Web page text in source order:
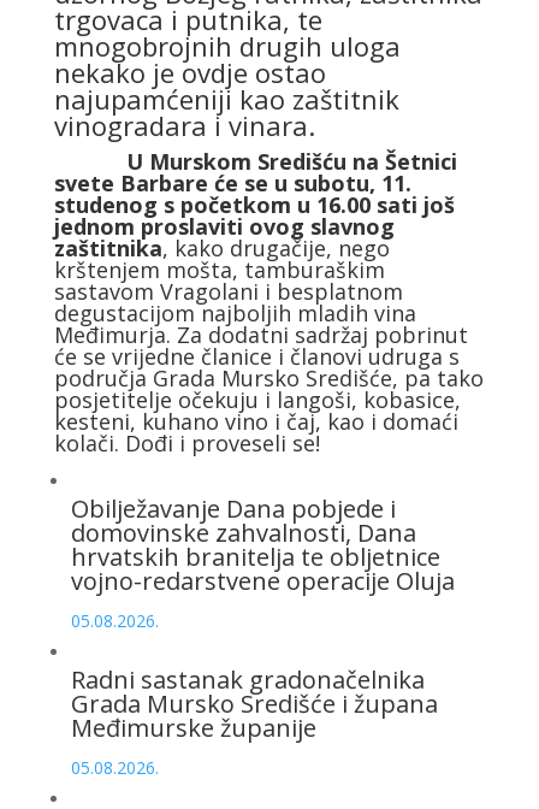
trgovaca i putnika, te
mnogobrojnih drugih uloga
nekako je ovdje ostao
najupamćeniji kao zaštitnik
vinogradara i vinara.
U Murskom Središću na Šetnici
svete Barbare će se u subotu, 11.
studenog s početkom u 16.00 sati još
jednom proslaviti ovog slavnog
zaštitnika, kako drugačije, nego
krštenjem mošta, tamburaškim
sastavom Vragolani i besplatnom
degustacijom najboljih mladih vina
Međimurja. Za dodatni sadržaj pobrinut
će se vrijedne članice i članovi udruga s
područja Grada Mursko Središće, pa tako
posjetitelje očekuju i langoši, kobasice,
kesteni, kuhano vino i čaj, kao i domaći
kolači. Dođi i proveseli se!
Obilježavanje Dana pobjede i
domovinske zahvalnosti, Dana
hrvatskih branitelja te obljetnice
vojno-redarstvene operacije Oluja
05.08.2026.
Radni sastanak gradonačelnika
Grada Mursko Središće i župana
Međimurske županije
05.08.2026.